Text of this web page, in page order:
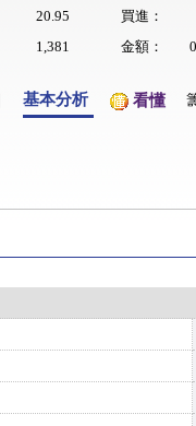
20.95
買進：
1,381 金額：
基本分析 看懂